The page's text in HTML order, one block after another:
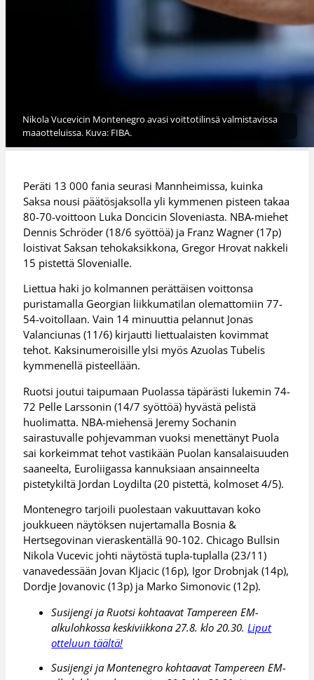
Nikola Vucevicin Montenegro avasi voittotilinsä valmistavissa
maaotteluissa. Kuva: FIBA.
Peräti 13 000 fania seurasi Mannheimissa, kuinka
Saksa nousi päätösjaksolla yli kymmenen pisteen takaa
80-70-voittoon Luka Doncicin Sloveniasta. NBA-miehet
Dennis Schröder (18/6 syöttöä) ja Franz Wagner (17p)
loistivat Saksan tehokaksikkona, Gregor Hrovat nakkeli
15 pistettä Slovenialle.
Liettua haki jo kolmannen perättäisen voittonsa
puristamalla Georgian liikkumatilan olemattomiin 77-
54-voitollaan. Vain 14 minuuttia pelannut Jonas
Valanciunas (11/6) kirjautti liettualaisten kovimmat
tehot. Kaksinumeroisille ylsi myös Azuolas Tubelis
kymmenellä pisteellään.
Ruotsi joutui taipumaan Puolassa täpärästi lukemin 74-
72 Pelle Larssonin (14/7 syöttöä) hyvästä pelistä
huolimatta. NBA-miehensä Jeremy Sochanin
sairastuvalle pohjevamman vuoksi menettänyt Puola
sai korkeimmat tehot vastikään Puolan kansalaisuuden
saaneelta, Euroliigassa kannuksiaan ansainneelta
pistetykiltä Jordan Loydilta (20 pistettä, kolmoset 4/5).
Montenegro tarjoili puolestaan vakuuttavan koko
joukkueen näytöksen nujertamalla Bosnia &
Hertsegovinan vieraskentällä 90-102. Chicago Bullsin
Nikola Vucevic johti näytöstä tupla-tuplalla (23/11)
vanavedessään Jovan Kljacic (16p), Igor Drobnjak (14p),
Dordje Jovanovic (13p) ja Marko Simonovic (12p).
Susijengi ja Ruotsi kohtaavat Tampereen EM-
alkulohkossa keskiviikkona 27.8. klo 20.30. Liput
otteluun täältä!
Susijengi ja Montenegro kohtaavat Tampereen EM-